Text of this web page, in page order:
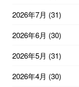
2026年7月 (31)
2026年6月 (30)
2026年5月 (31)
2026年4月 (30)